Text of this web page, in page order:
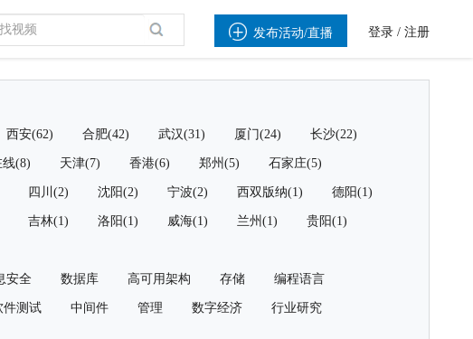
 发布活动/直播 登录 / 注册
西安(62) 合肥(42) 武汉(31) 厦门(24) 长沙(22)
线(8) 天津(7) 香港(6) 郑州(5) 石家庄(5)
四川(2) 沈阳(2) 宁波(2) 西双版纳(1) 德阳(1)
吉林(1) 洛阳(1) 威海(1) 兰州(1) 贵阳(1)
安全 数据库 高可用架构 存储 编程语言
件测试 中间件 管理 数字经济 行业研究